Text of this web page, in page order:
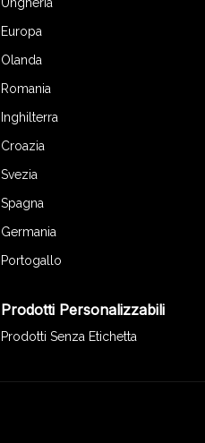
Europa
Olanda
Romania
Inghilterra
Croazia
Svezia
Spagna
Germania
Portogallo
Prodotti Personalizzabili
Prodotti Senza Etichetta